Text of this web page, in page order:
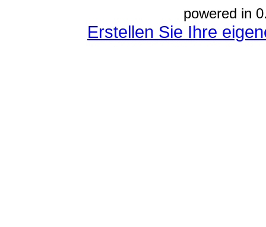
powered in
Erstellen Sie Ihre